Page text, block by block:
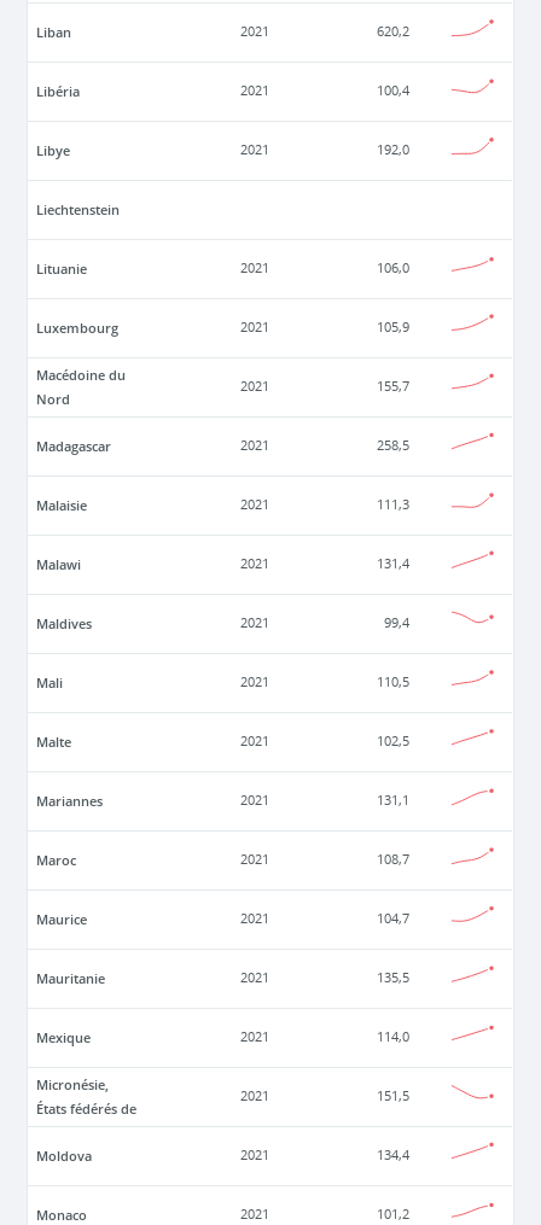
Liban 2021 620,2
Libéria 2021 100,4
Libye 2021 192,0
Liechtenstein
Lituanie 2021 106,0
Luxembourg 2021 105,9
Macédoine du
Nord
2021 155,7
Madagascar 2021 258,5
Malaisie 2021 111,3
Malawi 2021 131,4
Maldives 2021 99,4
Mali 2021 110,5
Malte 2021 102,5
Mariannes 2021 131,1
Maroc 2021 108,7
Maurice 2021 104,7
Mauritanie 2021 135,5
Mexique 2021 114,0
Micronésie,
États fédérés de
2021 151,5
Moldova 2021 134,4
Monaco 2021 101,2